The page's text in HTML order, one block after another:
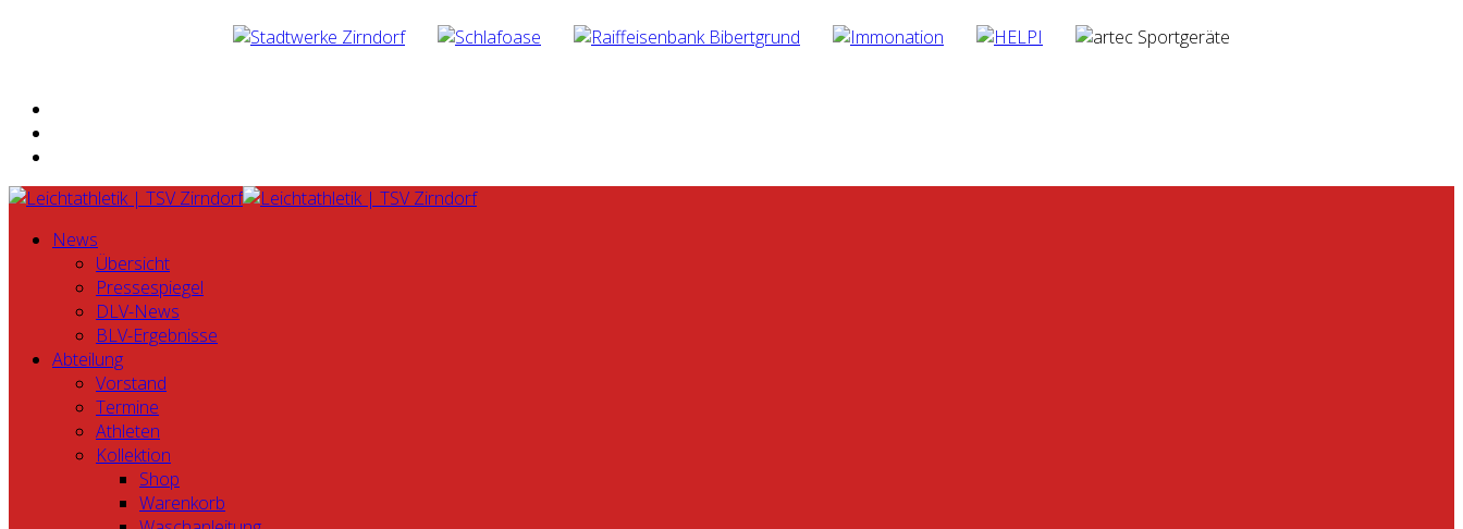
News
Übersicht
Pressespiegel
DLV-News
BLV-Ergebnisse
Abteilung
Vorstand
Termine
Athleten
Kollektion
Shop
Warenkorb